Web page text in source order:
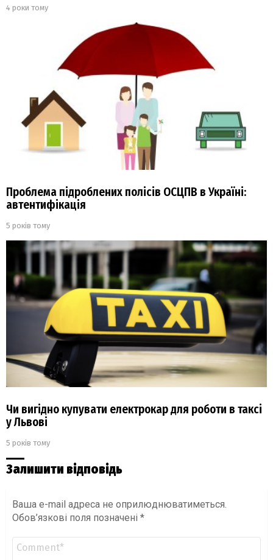
4 роки тому
Проблема підроблених полісів ОСЦПВ в Україні:
автентифікація
5 років тому
Чи вигідно купувати електрокар для роботи в таксі
у Львові
5 років тому
Залишити відповідь
Ваша e-mail адреса не оприлюднюватиметься.
Обов’язкові поля позначені *
Коментар